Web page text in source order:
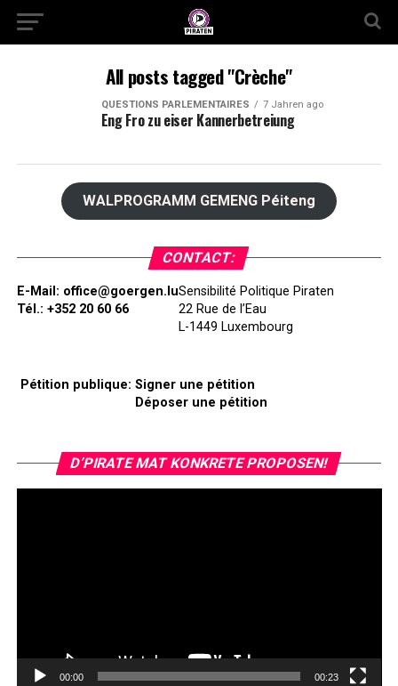
All posts tagged "Crèche"
QUESTIONS PARLEMENTAIRES 7 Jahren ago
Eng Fro zu eiser Kannerbetreiung
WALPROGRAMM GEMENG Péiteng
CONTACT:
E-Mail: office@goergen.lu
Tél.: +352 20 60 66
Sensibilité Politique Piraten
22 Rue de l’Eau
L-1449 Luxembourg
Pétition publique: Signer une pétition
Déposer une pétition
D’PIRATE MAT KONKRETE PROPOSEN!
00:00 00:23